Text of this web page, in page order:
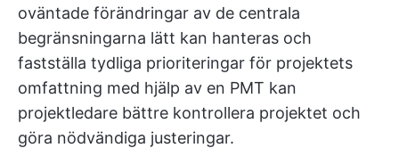
oväntade förändringar av de centrala
begränsningarna lätt kan hanteras och
fastställa tydliga prioriteringar för projektets
omfattning med hjälp av en PMT kan
projektledare bättre kontrollera projektet och
göra nödvändiga justeringar.